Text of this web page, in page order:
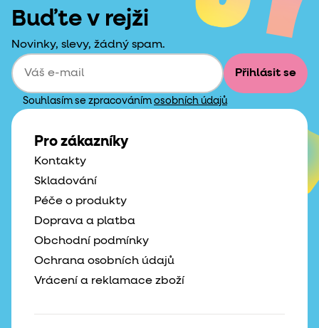
Buďte v rejži
Novinky, slevy, žádný spam.
Přihlásit se
Souhlasím se zpracováním osobních údajů
Pro zákazníky
Kontakty
Skladování
Péče o produkty
Doprava a platba
Obchodní podmínky
Ochrana osobních údajů
Vrácení a reklamace zboží